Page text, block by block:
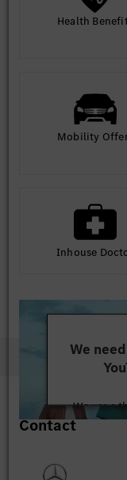
Health
Mobility
Inhouse
We
We use a
content that
Contact